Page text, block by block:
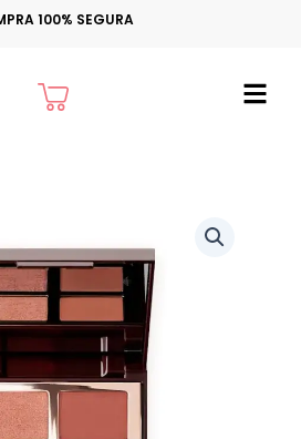
100% SEGURA
Cart